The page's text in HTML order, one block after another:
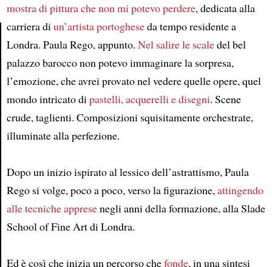
Article
mostra di pitturache non mi potevo perdere, dedicata alla
carriera diun’artista portogheseda tempo residente a
Londra. Paula Rego, appunto. Nel salire le scaledel bel
palazzo barocco non potevo immaginare la sorpresa,
l’emozione, che avrei provato nel vedere quelle opere, quel
mondo intricato dipastelli, acquerelli e disegni. Scene
crude, taglienti. Composizioni squisitamente orchestrate,
illuminate alla perfezione.
Dopo un inizio ispirato al lessico dell’astrattismo, Paula
Rego si volge, poco a poco, verso la figurazione,attingendo
alle tecnicheappresenegli anni della formazione, alla Slade
School of Fine Art di Londra.
Ed è così che inizia un percorso chefonde, in una sintesi